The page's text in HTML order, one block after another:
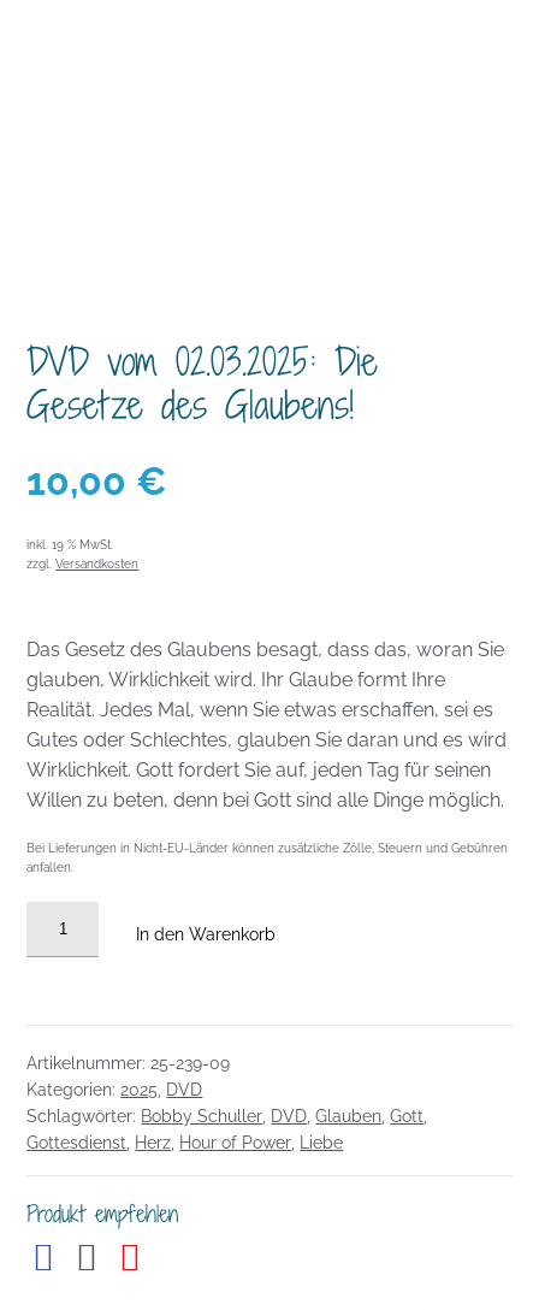
DVD vom 02.03.2025: Die
Gesetze des Glaubens!
10,00 €
inkl. 19 % MwSt.
zzgl.Versandkosten
Das Gesetz des Glaubens besagt, dass das, woran Sie
glauben, Wirklichkeit wird. Ihr Glaube formt Ihre
Realität. Jedes Mal, wenn Sie etwas erschaffen, sei es
Gutes oder Schlechtes, glauben Sie daran und es wird
Wirklichkeit. Gott fordert Sie auf, jeden Tag für seinen
Willen zu beten, denn bei Gott sind alle Dinge möglich.
Bei Lieferungen in Nicht-EU-Länder können zusätzliche Zölle, Steuern und Gebühren
anfallen.
des
Glaubens!
Menge
In den Warenkorb
Artikelnummer: 25-239-09
Kategorien: 2025
DVD
Schlagwörter: Bobby Schuller DVD ,Glauben ,Gott
Gottesdienst
Herz Hour of Power Liebe
Produkt empfehlen